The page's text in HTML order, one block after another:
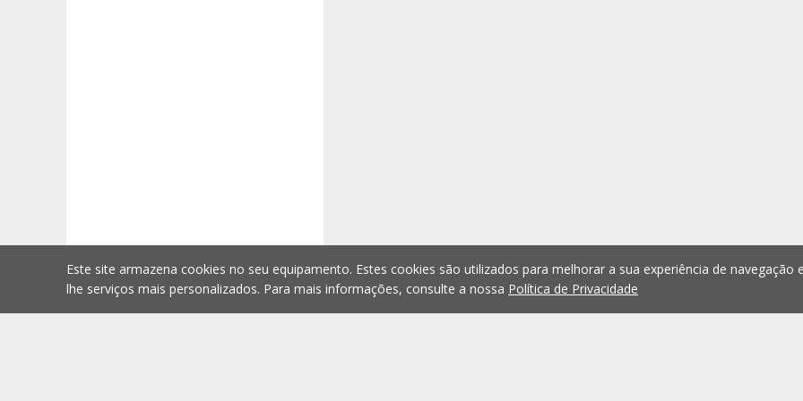
Este site armazena cookies no seu equipamento. Estes cookies são utilizados para melhorar a sua experiência de navegação
lhe serviços mais personalizados. Para mais informações, consulte a nossa Política de Privacidade